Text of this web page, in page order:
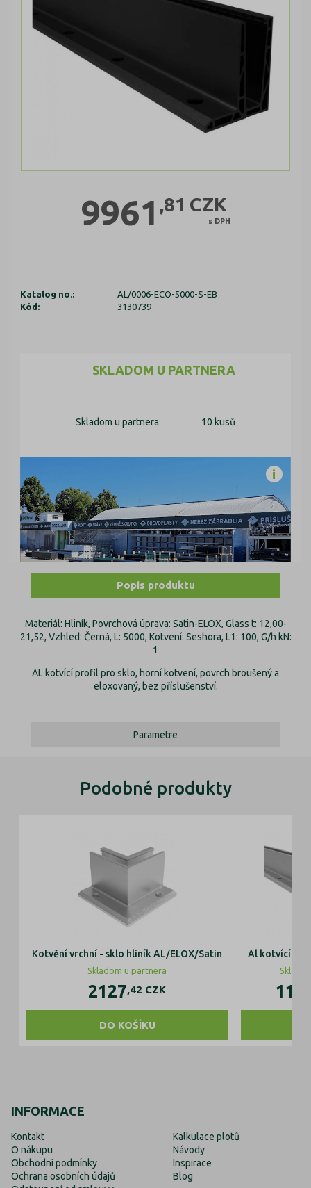
9961 ,81 CZK
s DPH
Katalog no.:
AL/0006-ECO-5000-S-EB
Kód:
3130739
SKLADOM U PARTNERA
Skladom u partnera 10 kusů
Popis produktu
Materiál: Hliník, Povrchová úprava: Satin-ELOX, Glass t: 12,00-
21,52, Vzhled: Černá, L: 5000, Kotvení: Seshora, L1: 100, G/h kN:
1
AL kotvící profil pro sklo, horní kotvení, povrch broušený a
eloxovaný, bez příslušenství.
Parametre
Podobné produkty
Kotvění vrchní - sklo hliník AL/ELOX/Satin
Skladom u partnera
2127,42 CZK
DO KOŠÍKU
Al kotvící
INFORMACE
Kontakt
O nákupu
Obchodní podmínky
Ochrana osobních údajů
Kalkulace plotů
Návody
Inspirace
Blog